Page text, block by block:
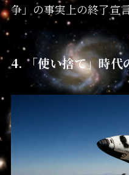
争」の事実上の終了宣
4. 「使い捨て」時代